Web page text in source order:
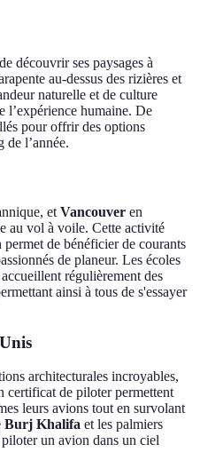
découvrir ses paysages à
au-dessus des rizières et
naturelle et de culture
l’expérience humaine. De
pour offrir des options
de l’année.
et Vancouver en
au vol à voile. Cette activité
de bénéficier de courants
de planeur. Les écoles
régulièrement des
ainsi à tous de s'essayer
architecturales incroyables,
certificat de piloter permettent
leurs avions tout en survolant
Burj Khalifa et les palmiers
un avion dans un ciel